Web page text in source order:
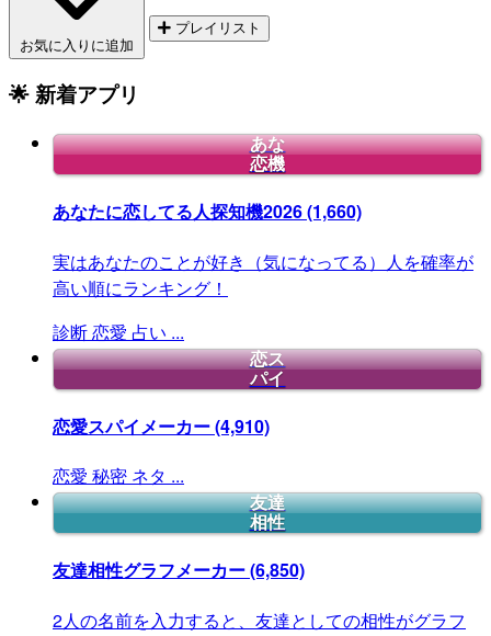
お気に入りに追加
プレイリスト
🌟 新着アプリ
あな
恋機
あなたに恋してる人探知機2026(1,660)
実はあなたのことが好き（気になってる）人を確率が
高い順にランキング！
診断恋愛 占い ...
恋ス
パイ
恋愛スパイメーカー(4,910)
恋愛 秘密 ネタ ...
友達
相性
友達相性グラフメーカー(6,850)
2人の名前を入力すると、友達としての相性がグラフ